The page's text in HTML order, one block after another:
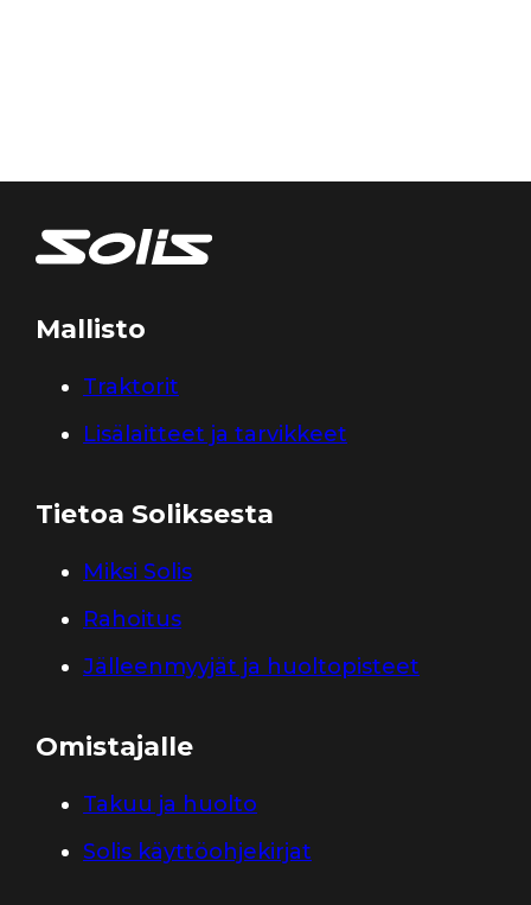
Mallisto
Traktorit
Lisälaitteet ja tarvikkeet
Tietoa Soliksesta
Miksi Solis
Rahoitus
Jälleenmyyjät ja huoltopisteet
Omistajalle
Takuu ja huolto
Solis käyttöohjekirjat